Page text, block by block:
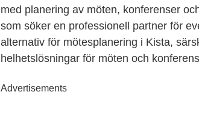
med planering av möten, konferenser
som söker en professionell partner för
alternativ för mötesplanering i Kista,
helhetslösningar för möten och
Advertisements